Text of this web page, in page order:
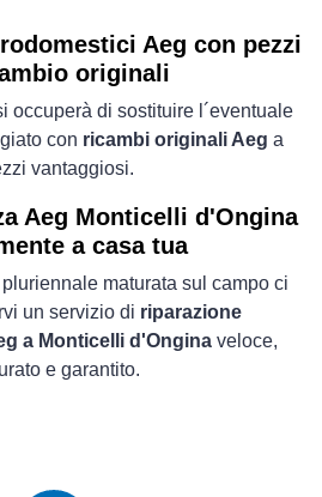
Aeg con pezzi
originali
occuperà di sostituire l´eventuale
con ricambi originali Aeg a
vantaggiosi.
Aeg Monticelli d'Ongina
a casa tua
maturata sul campo ci
un servizio di riparazione
a Monticelli d'Onginaveloce,
e garantito.